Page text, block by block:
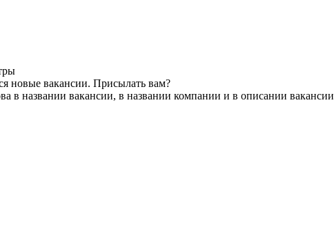
новые вакансии. Присылать вам?
в названии вакансии, в названии компании и в описании вакансии